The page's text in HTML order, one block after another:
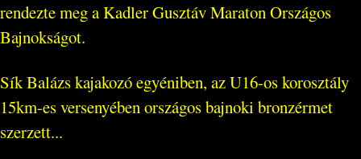
rendezte meg a Kadler Gusztáv Maraton Országos
Bajnokságot.
Sík Balázs kajakozó egyéniben, az U16-os korosztály
15km-es versenyében országos bajnoki bronzérmet
szerzett...